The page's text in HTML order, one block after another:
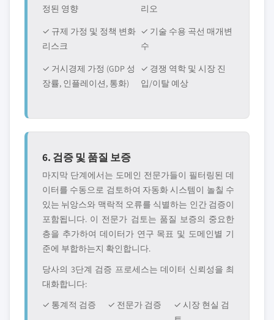
정된 영향
리오
✓ 규제 가정 및 정책 변화
리스크
✓ 기술 수용 곡선 매개변
수
✓ 거시경제 가정 (GDP 성
장률, 인플레이션, 통화)
✓ 경쟁 역학 및 시장 진
입/이탈 예상
6. 검증 및 품질 보증
마지막 단계에서는 도메인 전문가들이 필터링된 데
이터를 수동으로 검토하여 자동화 시스템이 놀칠 수
있는 뉘앙스와 맥락적 오류를 식별하는 인간 검증이
포함됩니다. 이 전문가 검토는 품질 보증의 중요한
층을 추가하여 데이터가 연구 목표 및 도메인별 기
준에 부합하는지 확인합니다.
당사의 3단계 검증 프로세스는 데이터 신뢰성을 최
대화합니다:
✓ 통계적 검증
✓ 전문가 검증
✓ 시장 현실 검